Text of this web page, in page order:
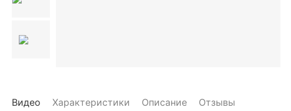
Видео Характеристики Описание Отзывы